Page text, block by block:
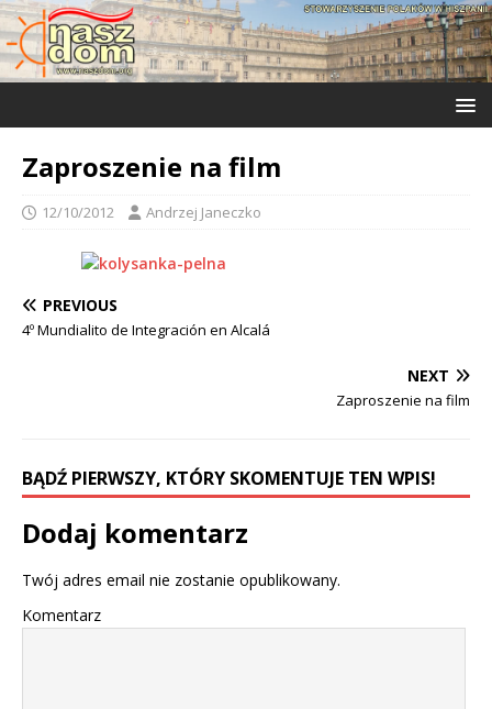
Zaproszenie na film
12/10/2012 Andrzej Janeczko
PREVIOUS
4º Mundialito de Integración en Alcalá
NEXT
Zaproszenie na film
BĄDŹ PIERWSZY, KTÓRY SKOMENTUJE TEN WPIS!
Dodaj komentarz
Twój adres email nie zostanie opublikowany.
Komentarz